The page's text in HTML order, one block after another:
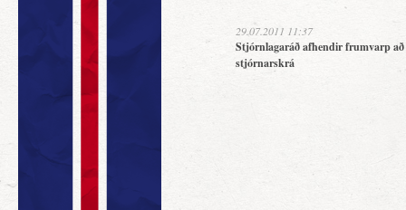
29.07.2011 11:37
Stjórnlagaráð afhendir frumvarp
stjórnarskrá